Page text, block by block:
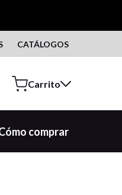
CATÁLOGOS
comprar